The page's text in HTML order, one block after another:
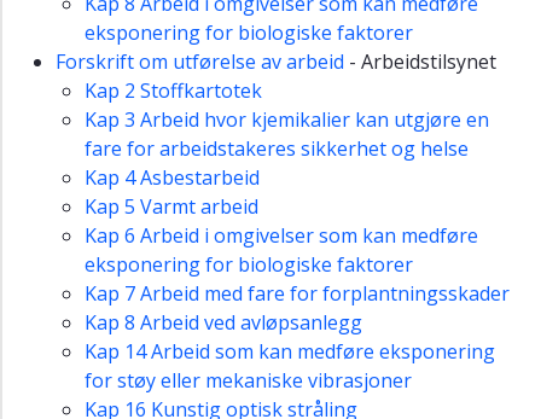
eksponering for biologiske faktorer
Forskrift om utførelse av arbeid - Arbeidstilsynet
Kap 2 Stoffkartotek
Kap 3 Arbeid hvor kjemikalier kan utgjøre en
fare for arbeidstakeres sikkerhet og helse
Kap 4 Asbestarbeid
Kap 5 Varmt arbeid
Kap 6 Arbeid i omgivelser som kan medføre
eksponering for biologiske faktorer
Kap 7 Arbeid med fare for forplantningsskader
Kap 8 Arbeid ved avløpsanlegg
Kap 14 Arbeid som kan medføre eksponering
for støy eller mekaniske vibrasjoner
Kap 16 Kunstig optisk stråling